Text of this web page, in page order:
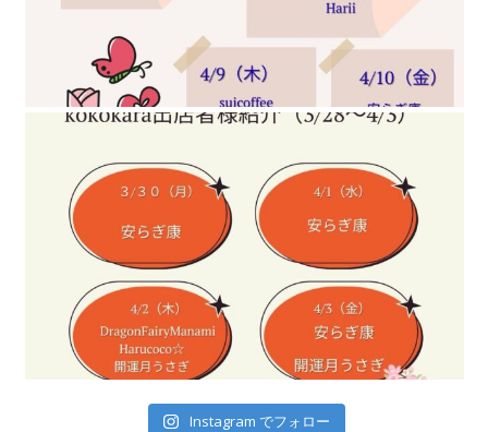
Instagram でフォロー